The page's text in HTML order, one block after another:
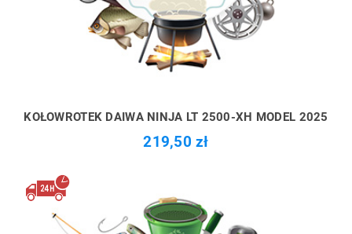
KOŁOWROTEK DAIWA NINJA LT 2500-XH MODEL 2025
219,50 zł